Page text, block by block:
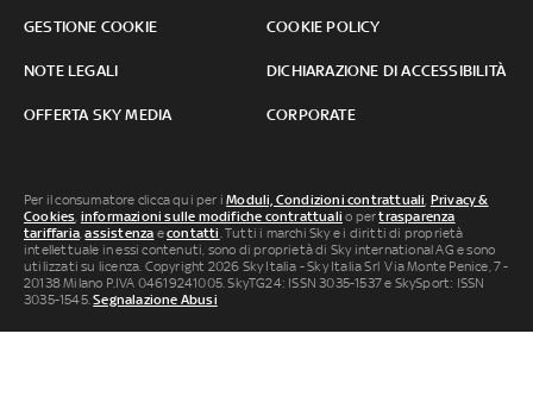
GESTIONE COOKIE COOKIE POLICY
NOTE LEGALI DICHIARAZIONE DI ACCESSIBILITÀ
OFFERTA SKY MEDIA CORPORATE
Per il consumatore clicca qui per iModuli, Condizioni contrattuali, Privacy &
Cookies, informazioni sulle modifiche contrattuali o pertrasparenza
tariffaria,assistenza econtatti. Tutti i marchi Sky e i diritti di proprietà
intellettuale in essi contenuti, sono di proprietà di Sky international AG e sono
utilizzati su licenza. Copyright 2026 Sky Italia - Sky Italia Srl Via Monte Penice, 7 -
20138 Milano P.IVA 04619241005. SkyTG24: ISSN 3035-1537 e SkySport: ISSN
3035-1545.Segnalazione Abusi